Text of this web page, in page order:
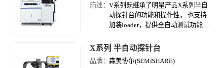
简述：V系列既继承了明星产品X系列半自
动探针台的功能和操作性， 也支持
加装loader，提供全自动测试功能；
极大节省空间； 可用于快速、高精
X系列 半自动探针台
品牌：森美协尔(SEMISHARE)